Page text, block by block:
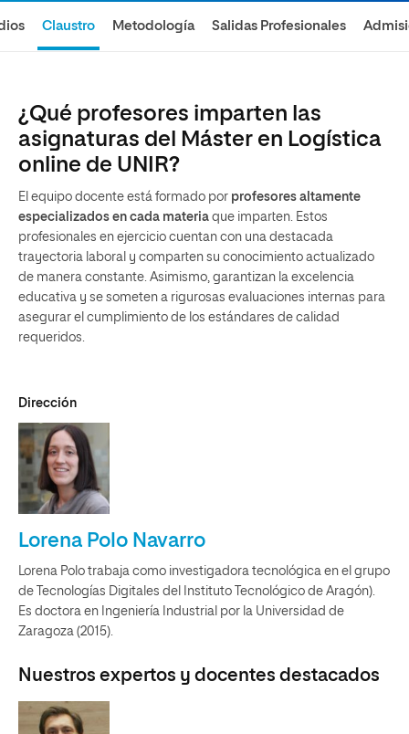
Claustro Metodología Salidas Profesionales
¿Qué profesores imparten las
asignaturas del Máster en Logística
online de UNIR?
El equipo docente está formado por profesores altamente
especializados en cada materia que imparten. Estos
profesionales en ejercicio cuentan con una destacada
trayectoria laboral y comparten su conocimiento actualizado
de manera constante. Asimismo, garantizan la excelencia
educativa y se someten a rigurosas evaluaciones internas para
asegurar el cumplimiento de los estándares de calidad
requeridos.
Dirección
Lorena Polo Navarro
Lorena Polo trabaja como investigadora tecnológica en el grupo
de Tecnologías Digitales del Instituto Tecnológico de Aragón).
Es doctora en Ingeniería Industrial por la Universidad de
Zaragoza (2015).
Nuestros expertos y docentes destacados